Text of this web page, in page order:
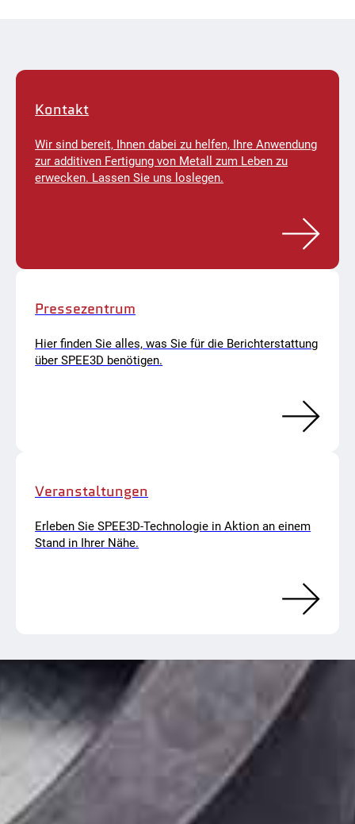
Kontakt
Wir sind bereit, Ihnen dabei zu helfen, Ihre Anwendung
zur additiven Fertigung von Metall zum Leben zu
erwecken. Lassen Sie uns loslegen.
Pressezentrum
Hier finden Sie alles, was Sie für die Berichterstattung
über SPEE3D benötigen.
Veranstaltungen
Erleben Sie SPEE3D-Technologie in Aktion an einem
Stand in Ihrer Nähe.